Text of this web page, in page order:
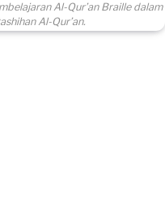
Al-Qur’an Braille dalam
Al-Qur’an.